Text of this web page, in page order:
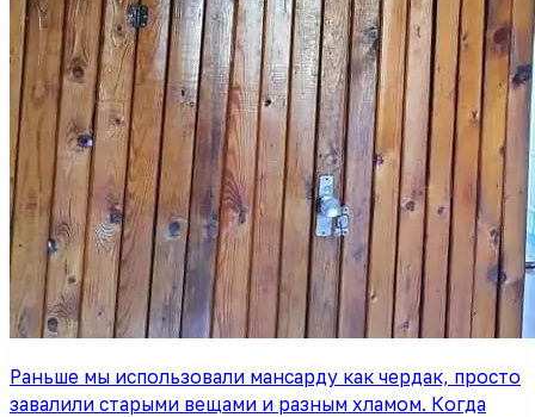
Раньше мы использовали мансарду как чердак, просто
завалили старыми вещами и разным хламом. Когда